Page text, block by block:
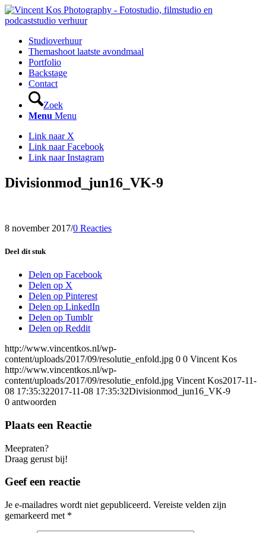
Studioverhuur
Themashoot laatste avondmaal
Portfolio
Backstage
Contact
Zoek
Menu Menu
Link naar X
Link naar Facebook
Link naar Instagram
Divisionmod_jun16_VK-9
8 november 2017/0 Reacties
Deel dit stuk
Delen op Facebook
Delen op X
Delen op Pinterest
Delen op LinkedIn
Delen op Tumblr
Delen op Reddit
http://www.vincentkos.nl/wp-
content/uploads/2017/09/resolutie_enfold.jpg 0 0 Vincent Kos
http://www.vincentkos.nl/wp-
content/uploads/2017/09/resolutie_enfold.jpg Vincent Kos2017-11-
08 17:35:322017-11-08 17:35:32Divisionmod_jun16_VK-9
0 antwoorden
Plaats een Reactie
Meepraten?
Draag gerust bij!
Geef een reactie
Je e-mailadres wordt niet gepubliceerd. Vereiste velden zijn
gemarkeerd met *